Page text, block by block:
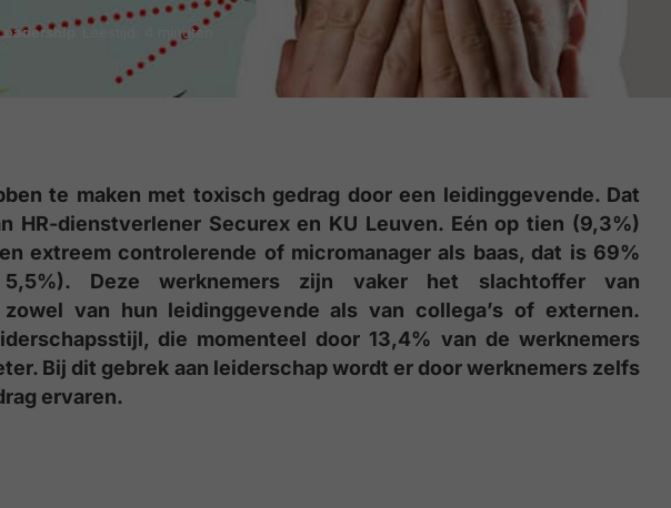
Leestijd: 4 minuten
te maken met toxisch gedrag door een leidinggevende. Dat
HR-dienstverlener Securex en KU Leuven. Eén op tien (9,3%)
extreem controlerende of micromanager als baas, dat is 69%
Deze werknemers zijn vaker het slachtoffer van
van hun leidinggevende als van collega’s of externen.
die momenteel door 13,4% van de werknemers
Bij dit gebrek aan leiderschap wordt er door werknemers zelfs
ervaren.